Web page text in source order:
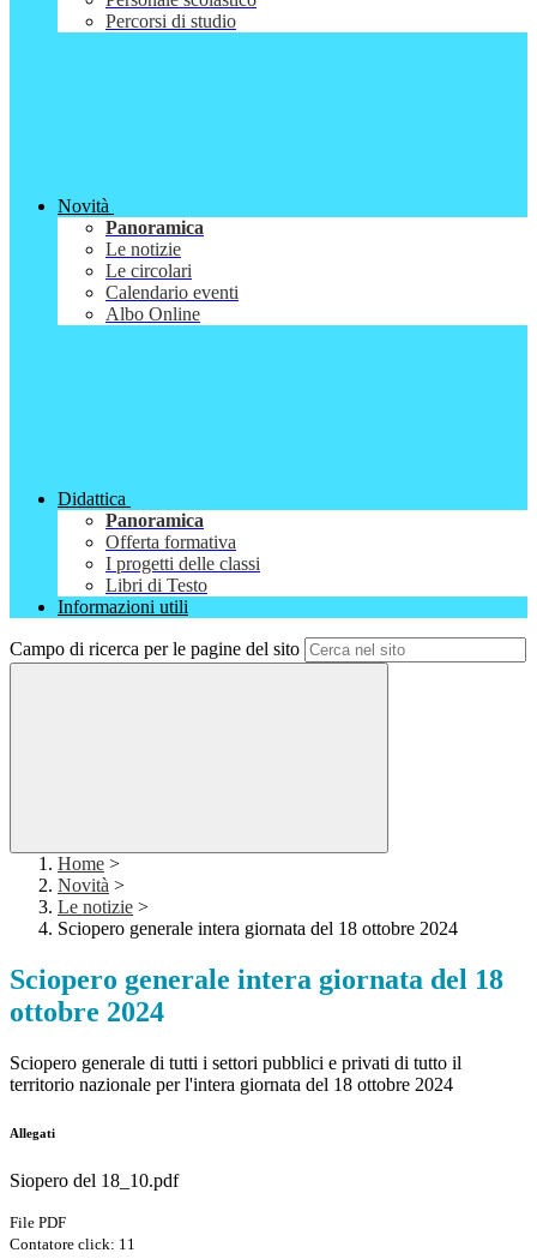
Percorsi di studio
Novità
Panoramica
Le notizie
Le circolari
Calendario eventi
Albo Online
Didattica
Panoramica
Offerta formativa
I progetti delle classi
Libri di Testo
Informazioni utili
Campo di ricerca per le pagine del sito
Home >
Novità >
Le notizie >
Sciopero generale intera giornata del 18 ottobre 2024
Sciopero generale intera giornata del 18
ottobre 2024
Sciopero generale di tutti i settori pubblici e privati di tutto il
territorio nazionale per l'intera giornata del 18 ottobre 2024
Allegati
Siopero del 18_10.pdf
File PDF
Contatore click: 11